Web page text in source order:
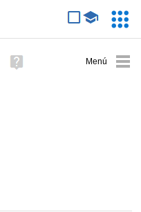
avanzada
Ayuda
(en